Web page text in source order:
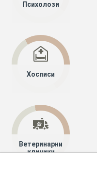
Психолози
Хосписи
Ветеринарни
клиники